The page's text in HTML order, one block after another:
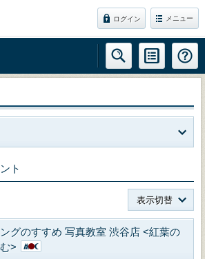
ログイン メニュー
ト
表示切替
グのすすめ 写真教室 渋谷店 <紅葉の
>